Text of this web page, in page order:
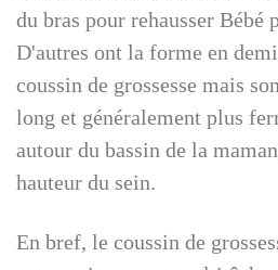
du bras pour rehausser Bébé
D'autres ont la forme en
coussin de grossesse mais
long et généralement plus
autour du bassin de la
hauteur du sein.
En bref, le coussin de